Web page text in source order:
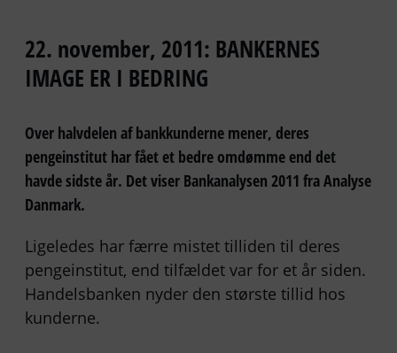
22. november, 2011: BANKERNES
IMAGE ER I BEDRING
Over halvdelen af bankkunderne mener, deres
pengeinstitut har fået et bedre omdømme end det
havde sidste år. Det viser Bankanalysen 2011 fra Analyse
Danmark.
Ligeledes har færre mistet tilliden til deres
pengeinstitut, end tilfældet var for et år siden.
Handelsbanken nyder den største tillid hos
kunderne.